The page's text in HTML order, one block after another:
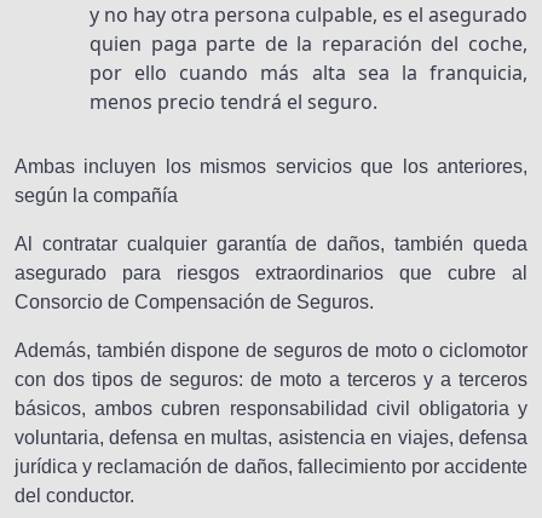
y no hay otra persona culpable, es el asegurado
quien paga parte de la reparación del coche,
por ello cuando más alta sea la franquicia,
menos precio tendrá el seguro.
Ambas incluyen los mismos servicios que los anteriores,
según la compañía
Al contratar cualquier garantía de daños, también queda
asegurado para riesgos extraordinarios que cubre al
Consorcio de Compensación de Seguros.
Además, también dispone de seguros de moto o ciclomotor
con dos tipos de seguros: de moto a terceros y a terceros
básicos, ambos cubren responsabilidad civil obligatoria y
voluntaria, defensa en multas, asistencia en viajes, defensa
jurídica y reclamación de daños, fallecimiento por accidente
del conductor.